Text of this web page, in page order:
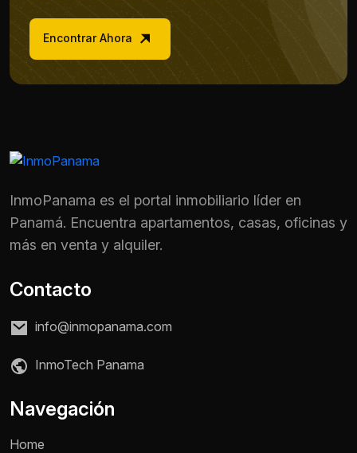
Encontrar Ahora
InmoPanama es el portal inmobiliario líder en
Panamá. Encuentra apartamentos, casas, oficinas y
más en venta y alquiler.
Contacto
info@inmopanama.com
InmoTech Panama
Navegación
Home